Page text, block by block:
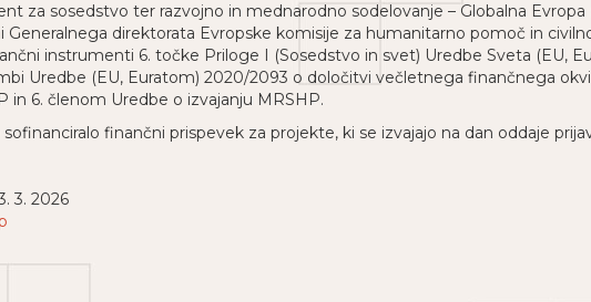
za sosedstvo ter razvojno in mednarodno sodelovanje – Globalna Evropa
Generalnega direktorata Evropske komisije za humanitarno pomoč in
instrumenti 6. točke Priloge I (Sosedstvo in svet) Uredbe Sveta (EU,
Uredbe (EU, Euratom) 2020/2093 o določitvi večletnega finančnega
in 6. členom Uredbe o izvajanju MRSHP.
finančni prispevek za projekte, ki se izvajajo na dan oddaje
3. 2026